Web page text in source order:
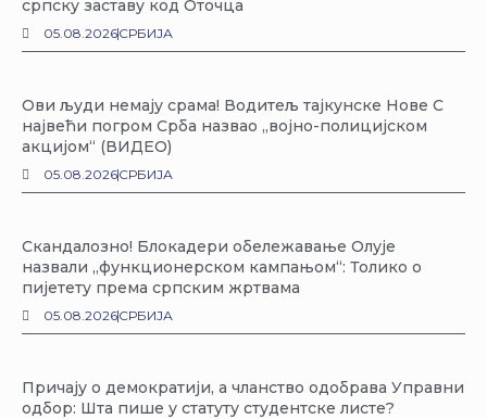
српску заставу код Оточца
05.08.2026СРБИЈА
Ови људи немају срама! Водитељ тајкунске Нове С
највећи погром Срба назвао „војно-полицијском
акцијом“ (ВИДЕО)
05.08.2026СРБИЈА
Скандалозно! Блокадери обележавање Олује
назвали „функционерском кампањом“: Толико о
пијетету према српским жртвама
05.08.2026СРБИЈА
Причају о демократији, а чланство одобрава Управни
одбор: Шта пише у статуту студентске листе?